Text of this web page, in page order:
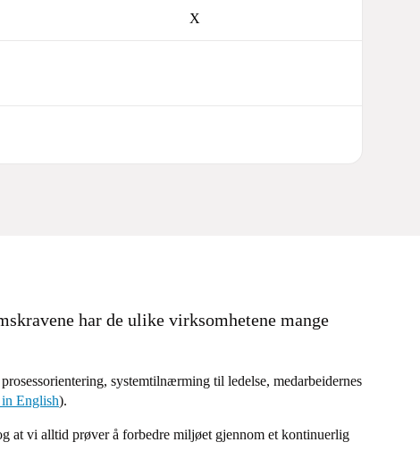
X
har de ulike virksomhetene mange
systemtilnærming til ledelse, medarbeidernes
English).
at vi alltid prøver å forbedre miljøet gjennom et kontinuerlig